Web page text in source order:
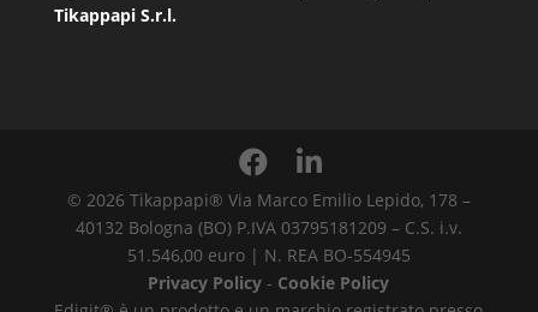
Tikappapi S.r.l.
© 2026 Tikappapi® Via Marco Emilio Lepido, 178 –
40132 Bologna (BO) P.IVA 03795181209 – C.S. i.v.
51.546,00 euro | N. REA BO-554945
Privacy Policy - Cookie Policy